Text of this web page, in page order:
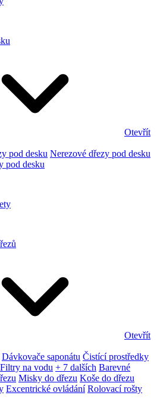
Otevřít
pod desku Nerezové dřezy pod desku
pod desku
Otevřít
Dávkovače saponátu Čistící prostředky
Filtry na vodu + 7 dalších Barevné
Misky do dřezu Koše do dřezu
Excentrické ovládání Rolovací rošty